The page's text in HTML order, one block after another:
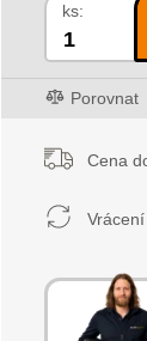
ks:
Porovnat
Cena